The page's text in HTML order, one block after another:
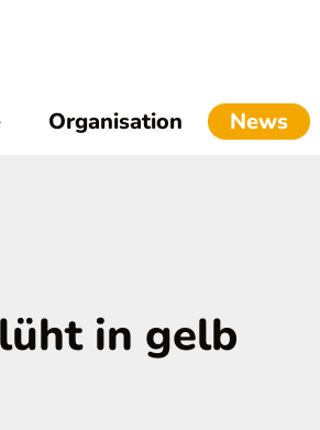
Organisation News
in gelb